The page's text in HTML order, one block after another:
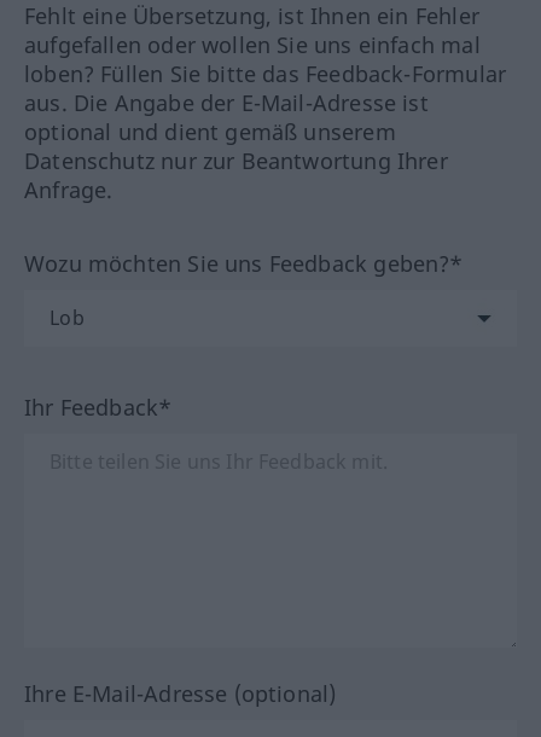
Fehlt eine Übersetzung, ist Ihnen ein Fehler
aufgefallen oder wollen Sie uns einfach mal
loben? Füllen Sie bitte das Feedback-Formular
aus. Die Angabe der E-Mail-Adresse ist
optional und dient gemäß unserem
Datenschutz nur zur Beantwortung Ihrer
Anfrage.
Wozu möchten Sie uns Feedback geben?*
Ihr Feedback*
Ihre E-Mail-Adresse (optional)